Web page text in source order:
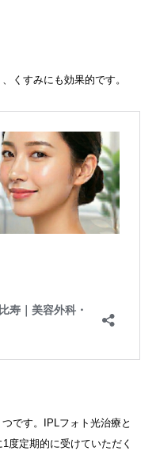
くすみにも効果的です。
です。IPLフォト光治療と
度定期的に受けていただく